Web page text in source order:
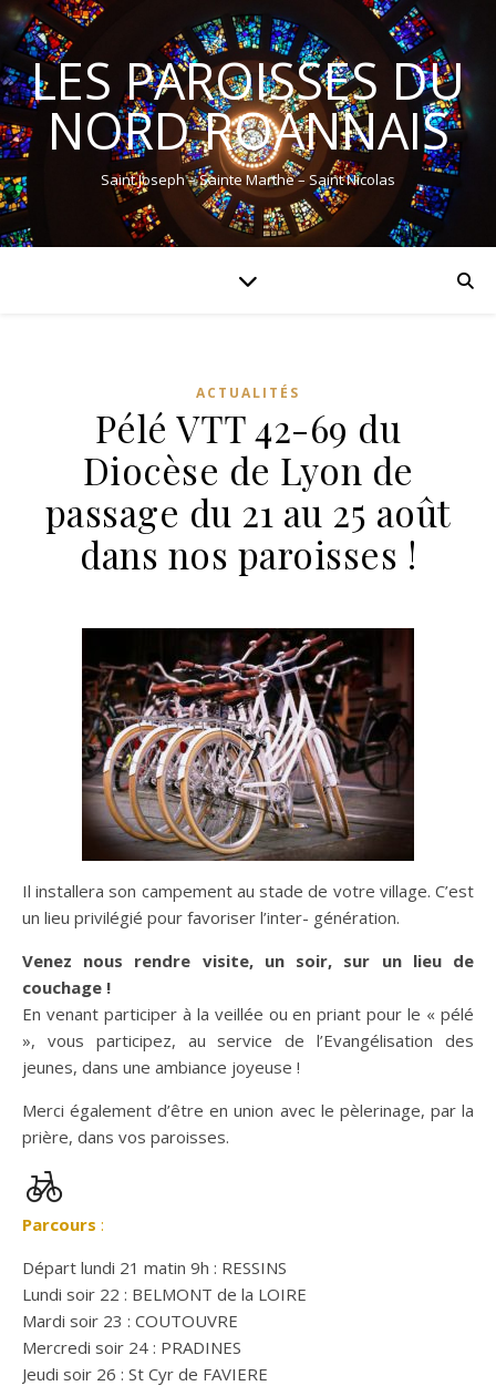
LES PAROISSES DU
NORD ROANNAIS
Saint Joseph – Sainte Marthe – Saint Nicolas
ACTUALITÉS
Pélé VTT 42-69 du
Diocèse de Lyon de
passage du 21 au 25 août
dans nos paroisses !
Il installera son campement au stade de votre village. C’est
un lieu privilégié pour favoriser l’inter- génération.
Venez nous rendre visite, un soir, sur un lieu de
couchage !
En venant participer à la veillée ou en priant pour le « pélé
», vous participez, au service de l’Evangélisation des
jeunes, dans une ambiance joyeuse !
Merci également d’être en union avec le pèlerinage, par la
prière, dans vos paroisses.
Parcours :
Départ lundi 21 matin 9h : RESSINS
Lundi soir 22 : BELMONT de la LOIRE
Mardi soir 23 : COUTOUVRE
Mercredi soir 24 : PRADINES
Jeudi soir 26 : St Cyr de FAVIERE